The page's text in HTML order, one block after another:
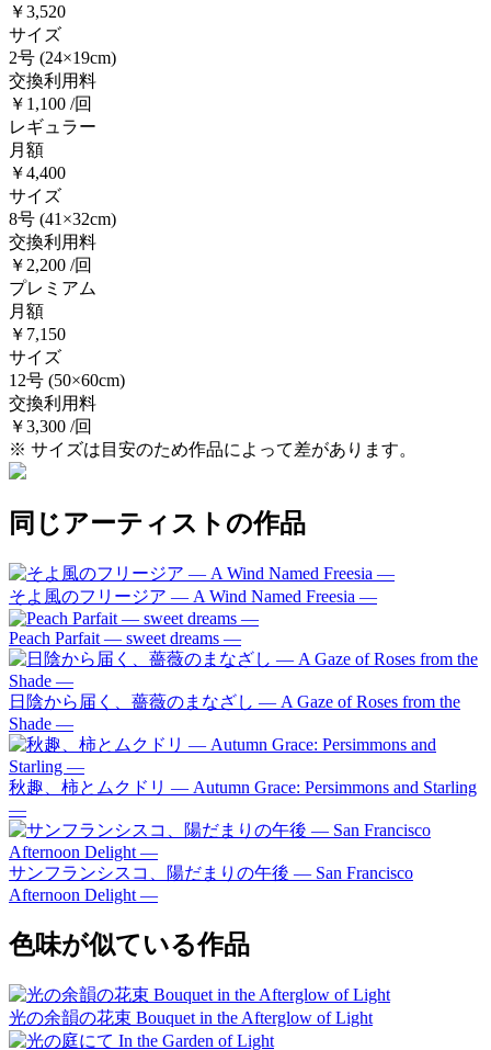
￥3,520
サイズ
2号 (24×19cm)
交換利用料
￥1,100 /回
レギュラー
月額
￥4,400
サイズ
8号 (41×32cm)
交換利用料
￥2,200 /回
プレミアム
月額
￥7,150
サイズ
12号 (50×60cm)
交換利用料
￥3,300 /回
※ サイズは目安のため作品によって差があります。
同じアーティストの作品
そよ風のフリージア ― A Wind Named Freesia ―
Peach Parfait ― sweet dreams ―
日陰から届く、薔薇のまなざし ― A Gaze of Roses from the
Shade ―
秋趣、柿とムクドリ ― Autumn Grace: Persimmons and Starling
―
サンフランシスコ、陽だまりの午後 — San Francisco
Afternoon Delight —
色味が似ている作品
光の余韻の花束 Bouquet in the Afterglow of Light